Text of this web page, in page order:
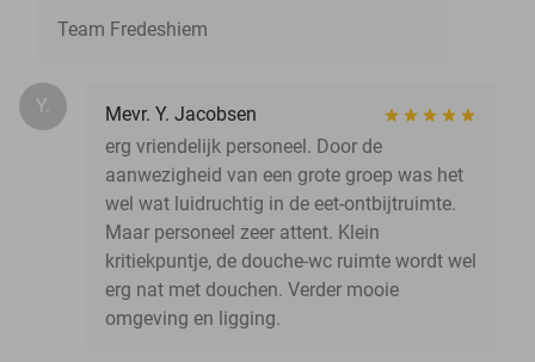
Team Fredeshiem
Y.
Mevr. Y. Jacobsen
erg vriendelijk personeel. Door de
aanwezigheid van een grote groep was het
wel wat luidruchtig in de eet-ontbijtruimte.
Maar personeel zeer attent. Klein
kritiekpuntje, de douche-wc ruimte wordt wel
erg nat met douchen. Verder mooie
omgeving en ligging.